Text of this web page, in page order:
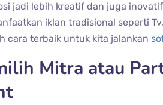
jadi lebih kreatif dan juga
iklan tradisional seperti Tv,
cara terbaik untuk kita jalankan
Mitra atau